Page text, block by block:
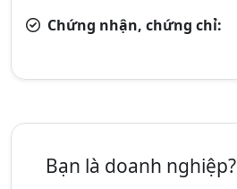
Chứng nhận, chứng chỉ:
Bạn là doanh nghiệp?